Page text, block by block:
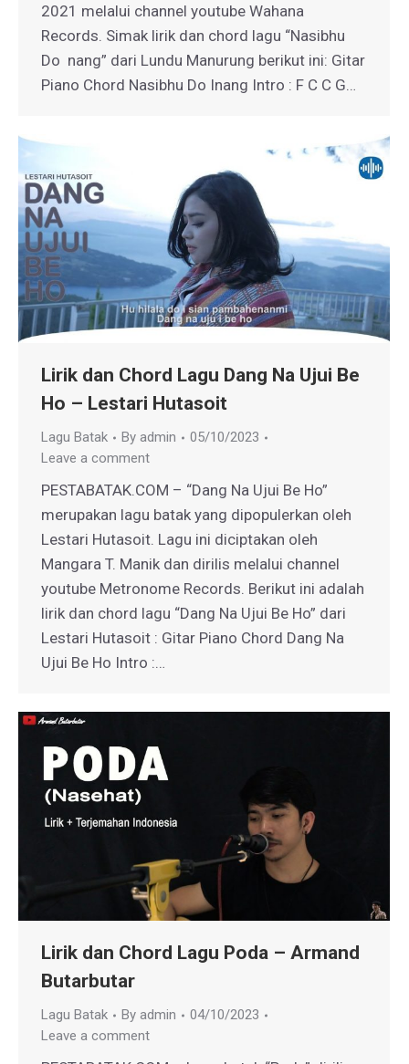
2021 melalui channel youtube Wahana
Records. Simak lirik dan chord lagu “Nasibhu
Do nang” dari Lundu Manurung berikut ini: Gitar
Piano Chord Nasibhu Do Inang Intro : F C C G…
Lirik dan Chord Lagu Dang Na Ujui Be
Ho – Lestari Hutasoit
Lagu Batak By admin
05/10/2023
Leave a comment
PESTABATAK.COM – “Dang Na Ujui Be Ho”
merupakan lagu batak yang dipopulerkan oleh
Lestari Hutasoit. Lagu ini diciptakan oleh
Mangara T. Manik dan dirilis melalui channel
youtube Metronome Records. Berikut ini adalah
lirik dan chord lagu “Dang Na Ujui Be Ho” dari
Lestari Hutasoit : Gitar Piano Chord Dang Na
Ujui Be Ho Intro :…
Lirik dan Chord Lagu Poda – Armand
Butarbutar
Lagu Batak By admin
04/10/2023
Leave a comment